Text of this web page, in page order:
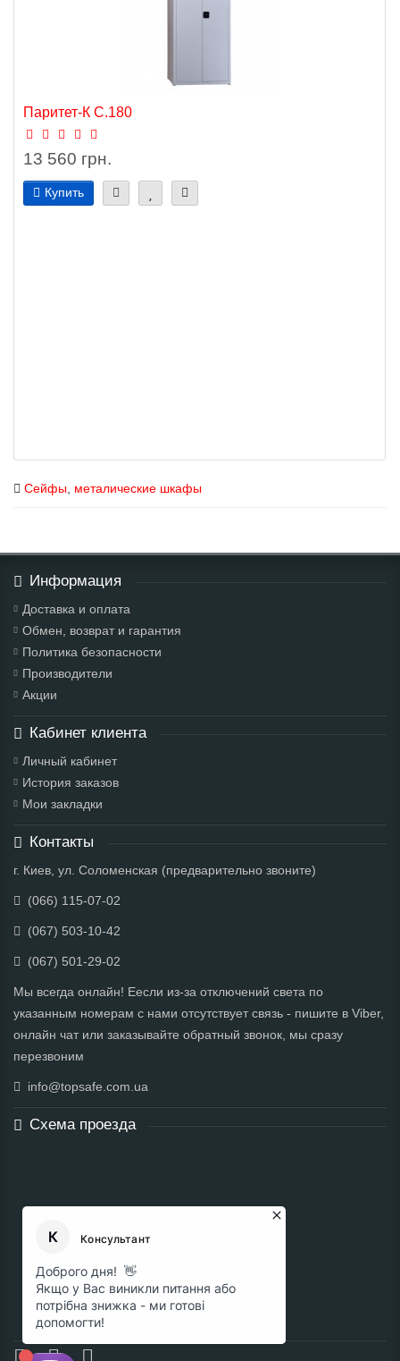
Паритет-К C.180
13 560 грн.
Купить
Сейфы металические шкафы
Информация
Доставка и оплата
Обмен, возврат и гарантия
Политика безопасности
Производители
Акции
Кабинет клиента
Личный кабинет
История заказов
Мои закладки
Контакты
г. Киев, ул. Соломенская (предварительно звоните)
(066) 115-07-02
(067) 503-10-42
(067) 501-29-02
Мы всегда онлайн! Еесли из-за отключений света по
указанным номерам с нами отсутствует связь - пишите в Viber,
онлайн чат или заказывайте обратный звонок, мы сразу
перезвоним
info@topsafe.com.ua
Схема проезда